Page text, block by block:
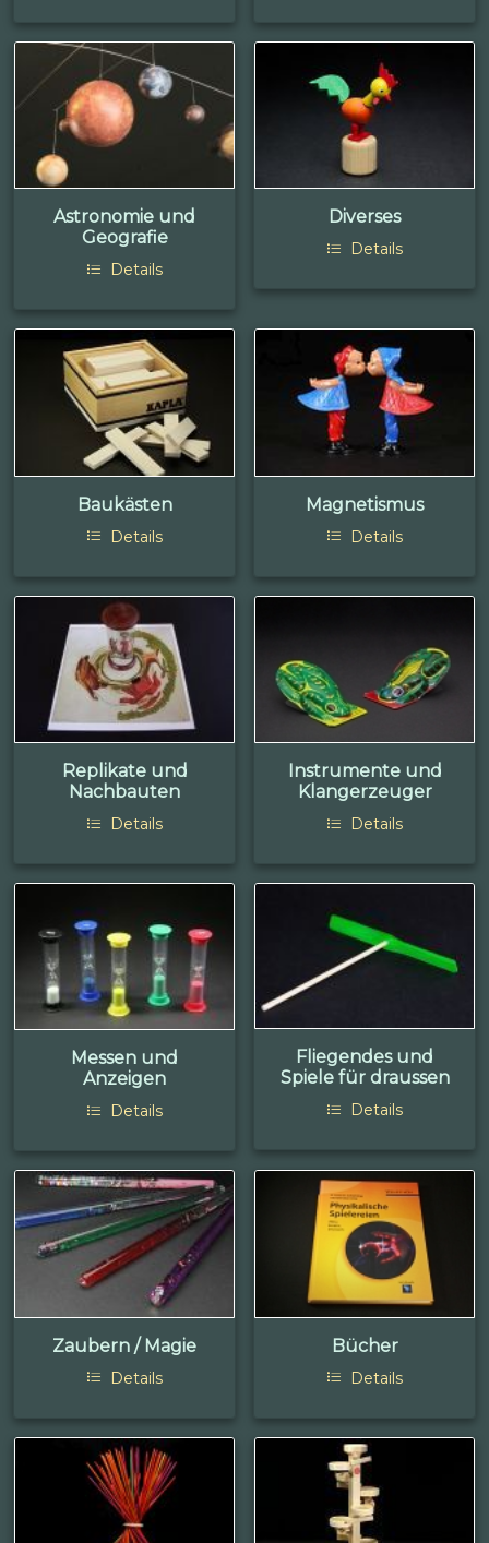
Astronomie und
Geografie
Details
Diverses
Details
Baukästen
Details
Magnetismus
Details
Replikate und
Nachbauten
Details
Instrumente und
Klangerzeuger
Details
Messen und
Anzeigen
Details
Fliegendes und
Spiele für draussen
Details
Zaubern / Magie
Details
Bücher
Details